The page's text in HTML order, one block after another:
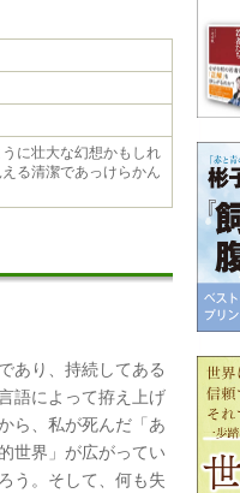
に壮大な幻想かもしれ
る清潔であっけらかん
あり、持続してある
語によって拵え上げ
ら、私が死んだ「あ
世界」が広がってい
う。そして、何も失